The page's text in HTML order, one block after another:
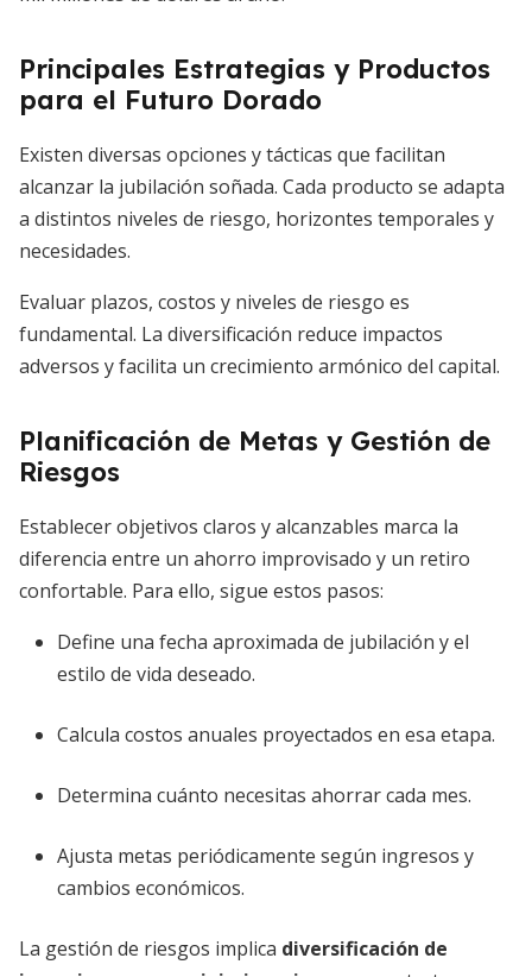
Principales Estrategias y Productos
para el Futuro Dorado
Existen diversas opciones y tácticas que facilitan
alcanzar la jubilación soñada. Cada producto se adapta
a distintos niveles de riesgo, horizontes temporales y
necesidades.
Evaluar plazos, costos y niveles de riesgo es
fundamental. La diversificación reduce impactos
adversos y facilita un crecimiento armónico del capital.
Planificación de Metas y Gestión de
Riesgos
Establecer objetivos claros y alcanzables marca la
diferencia entre un ahorro improvisado y un retiro
confortable. Para ello, sigue estos pasos:
Define una fecha aproximada de jubilación y el
estilo de vida deseado.
Calcula costos anuales proyectados en esa etapa.
Determina cuánto necesitas ahorrar cada mes.
Ajusta metas periódicamente según ingresos y
cambios económicos.
La gestión de riesgos implica diversificación de